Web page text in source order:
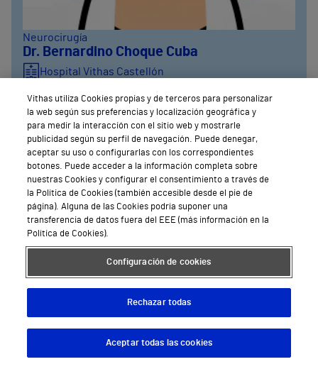
Neurocirugía
Dr. Bernardino Choque Cuba
Hospital Vithas Castellón
Pedir Cita
Descargar App
Vithas utiliza Cookies propias y de terceros para personalizar
la web según sus preferencias y localización geográfica y
para medir la interacción con el sitio web y mostrarle
publicidad según su perfil de navegación. Puede denegar,
aceptar su uso o configurarlas con los correspondientes
botones. Puede acceder a la información completa sobre
nuestras Cookies y configurar el consentimiento a través de
la Política de Cookies (también accesible desde el pie de
página). Alguna de las Cookies podría suponer una
transferencia de datos fuera del EEE (más información en la
Política de Cookies).
Configuración de cookies
Rechazar todas
Aceptar todas las cookies